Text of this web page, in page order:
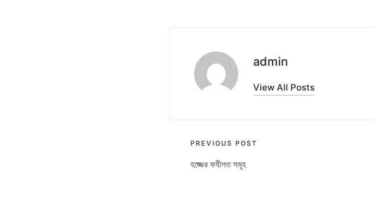
admin
View All Posts
Post
navigation
PREVIOUS POST
হজ্জের ফযীলত সমূহ